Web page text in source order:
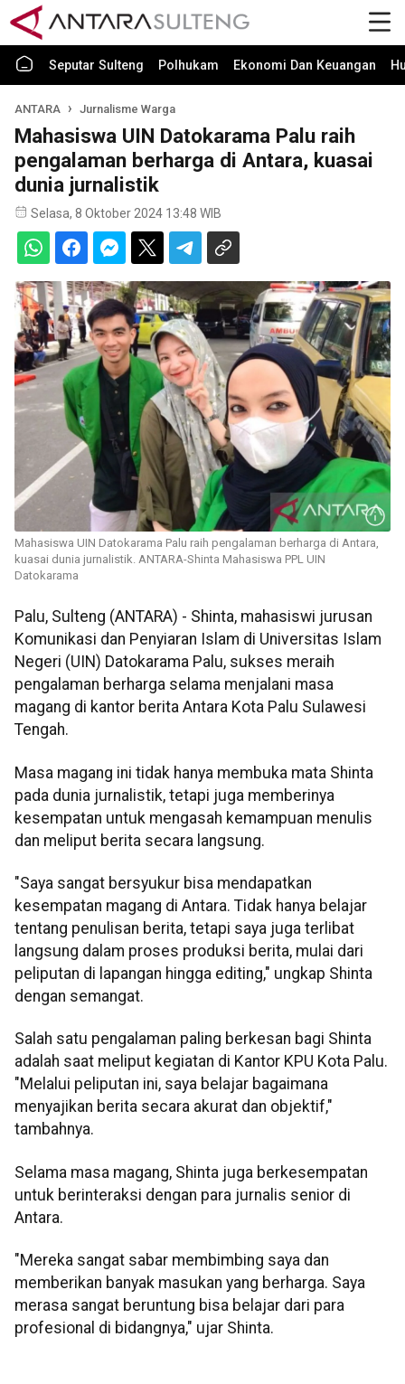
Seputar Sulteng Polhukam Ekonomi Dan Keuangan
ANTARA Jurnalisme Warga
Mahasiswa UIN Datokarama Palu raih
pengalaman berharga di Antara, kuasai
dunia jurnalistik
Selasa, 8 Oktober 2024 13:48 WIB
Mahasiswa UIN Datokarama Palu raih pengalaman berharga di Antara,
kuasai dunia jurnalistik. ANTARA-Shinta Mahasiswa PPL UIN
Datokarama
Palu, Sulteng (ANTARA) - Shinta, mahasiswi jurusan
Komunikasi dan Penyiaran Islam di Universitas Islam
Negeri (UIN) Datokarama Palu, sukses meraih
pengalaman berharga selama menjalani masa
magang di kantor berita Antara Kota Palu Sulawesi
Tengah.
Masa magang ini tidak hanya membuka mata Shinta
pada dunia jurnalistik, tetapi juga memberinya
kesempatan untuk mengasah kemampuan menulis
dan meliput berita secara langsung.
"Saya sangat bersyukur bisa mendapatkan
kesempatan magang di Antara. Tidak hanya belajar
tentang penulisan berita, tetapi saya juga terlibat
langsung dalam proses produksi berita, mulai dari
peliputan di lapangan hingga editing," ungkap Shinta
dengan semangat.
Salah satu pengalaman paling berkesan bagi Shinta
adalah saat meliput kegiatan di Kantor KPU Kota Palu.
"Melalui peliputan ini, saya belajar bagaimana
menyajikan berita secara akurat dan objektif,"
tambahnya.
Selama masa magang, Shinta juga berkesempatan
untuk berinteraksi dengan para jurnalis senior di
Antara.
"Mereka sangat sabar membimbing saya dan
memberikan banyak masukan yang berharga. Saya
merasa sangat beruntung bisa belajar dari para
profesional di bidangnya," ujar Shinta.